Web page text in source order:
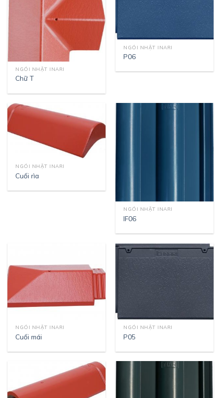
NGÓI NHẬT INARI
Chữ T
NGÓI NHẬT INARI
P06
NGÓI NHẬT INARI
Cuối rìa
NGÓI NHẬT INARI
IF06
NGÓI NHẬT INARI
Cuối mái
NGÓI NHẬT INARI
P05